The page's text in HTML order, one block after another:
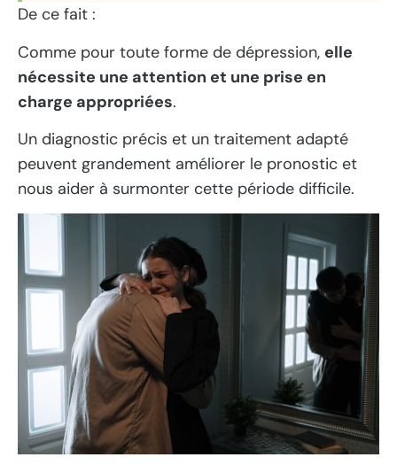
De ce fait :
Comme pour toute forme de dépression, elle
nécessite une attention et une prise en
charge appropriées.
Un diagnostic précis et un traitement adapté
peuvent grandement améliorer le pronostic et
nous aider à surmonter cette période difficile.